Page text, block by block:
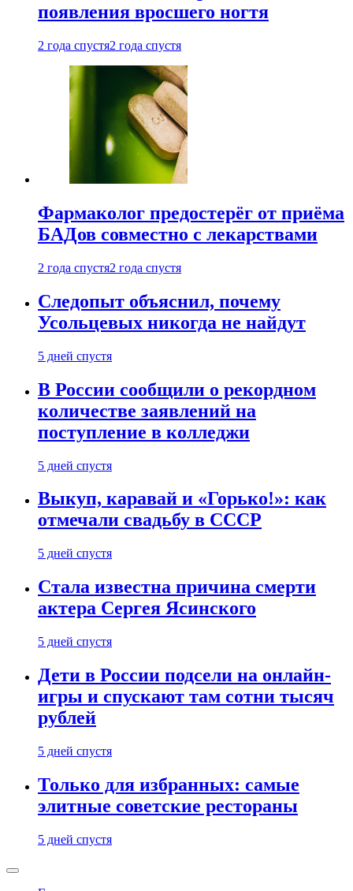
появления вросшего ногтя
2 года спустя2 года спустя
Фармаколог предостерёг от приёма
БАДов совместно с лекарствами
2 года спустя2 года спустя
Следопыт объяснил, почему
Усольцевых никогда не найдут
5 дней спустя
В России сообщили о рекордном
количестве заявлений на
поступление в колледжи
5 дней спустя
Выкуп, каравай и «Горько!»: как
отмечали свадьбу в СССР
5 дней спустя
Стала известна причина смерти
актера Сергея Ясинского
5 дней спустя
Дети в России подсели на онлайн-
игры и спускают там сотни тысяч
рублей
5 дней спустя
Только для избранных: самые
элитные советские рестораны
5 дней спустя